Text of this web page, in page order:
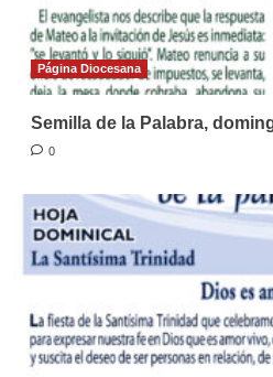
Página Diocesana
Semilla de la Palabra,
0